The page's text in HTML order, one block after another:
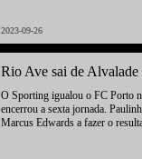
2023-09-26
Rio Ave sai de Alvalade
O Sporting igualou o FC Porto
encerrou a sexta jornada.
Marcus Edwards a fazer o